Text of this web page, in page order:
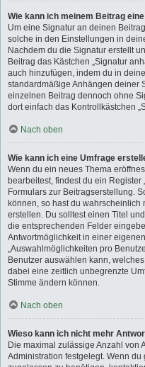
Wie kann ich meinem Beitrag
Um eine Signatur an deinen
solche in den Einstellungen in
Nachdem du die Signatur erstellt
Beitrag das Kästchen „Signatur
auch hinzufügen, indem du in
standardmäßige Anhängen deiner
einzelnen Beitrag dennoch ohne
dort einfach das Kontrollkästchen
Nach oben
Wie kann ich eine Umfrage
Wenn du ein neues Thema
bearbeitest, findest du ein Register
Formulars zur Beitragserstellung.
können, so hast du wahrscheinlich
erstellen. Du solltest einen Titel
die entsprechenden Felder
Antwortmöglichkeit in einer
„Auswahlmöglichkeiten pro
Benutzer auswählen kann,
dabei eine zeitlich unbegrenzte
Stimme ändern können.
Nach oben
Wieso kann ich nicht mehr
Die maximal zulässige Anzahl von
Administration festgelegt. Wenn